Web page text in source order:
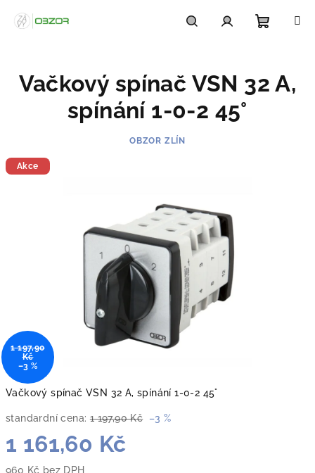
košík
Vačkový spínač VSN 32 A, spínání 1-0-2 45°
standardní cena: 1 197,90 Kč –3 %
1 161,60 Kč
960 Kč bez DPH
Vačkový spínač VSN 32 A,
spínání 1-0-2 45°
OBZOR ZLÍN
Akce
1 197,90
Kč
–3 %